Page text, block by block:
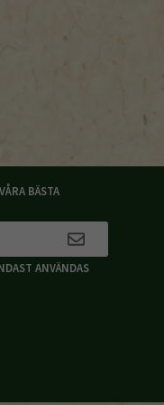
BÄSTA
ANVÄNDAS